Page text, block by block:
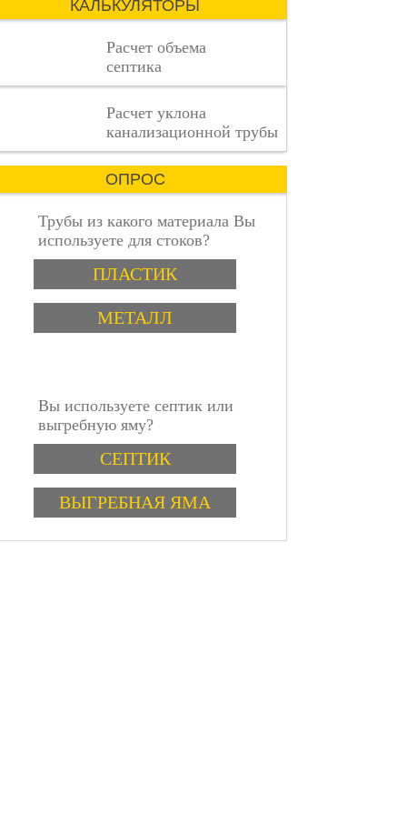
пошаговая инструкция
деталь
КАЛЬКУЛЯТОРЫ
Расчет объема
септика
Расчет уклона
канализационной трубы
ОПРОС
Трубы из какого материала Вы
используете для стоков?
ВариантыПЛАСТИК
МЕТАЛЛ
Вы используете септик или
выгребную яму?
ВариантыСЕПТИК
ВЫГРЕБНАЯ ЯМА